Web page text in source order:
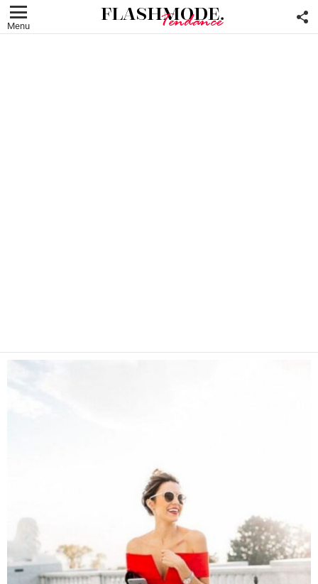
Menu